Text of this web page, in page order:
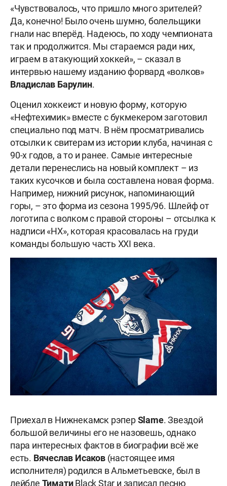
«Чувствовалось, что пришло много зрителей?
Да, конечно! Было очень шумно, болельщики
гнали нас вперёд. Надеюсь, по ходу чемпионата
так и продолжится. Мы стараемся ради них,
играем в атакующий хоккей», – сказал в
интервью нашему изданию форвард «волков»
Владислав Барулин.
Оценил хоккеист и новую форму, которую
«Нефтехимик» вместе с букмекером заготовил
специально под матч. В нём просматривались
отсылки к свитерам из истории клуба, начиная с
90-х годов, а то и ранее. Самые интересные
детали перенеслись на новый комплект – из
таких кусочков и была составлена новая форма.
Например, нижний рисунок, напоминающий
горы, – это форма из сезона 1995/96. Шлейф от
логотипа с волком с правой стороны – отсылка к
надписи «НХ», которая красовалась на груди
команды большую часть XXI века.
Приехал в Нижнекамск рэперSlame. Звездой
большой величины его не назовешь, однако
пара интересных фактов в биографии всё же
есть. Вячеслав Исаков(настоящее имя
исполнителя) родился в Альметьевске, был в
лейбле ТиматиBlack Star и записал песню